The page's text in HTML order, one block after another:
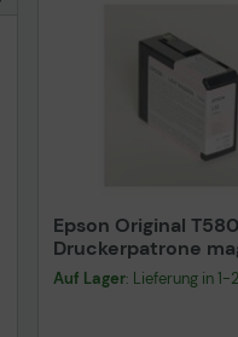
Epson Original
Druckerpatrone
hell 80ml
Auf Lager: Lieferung in